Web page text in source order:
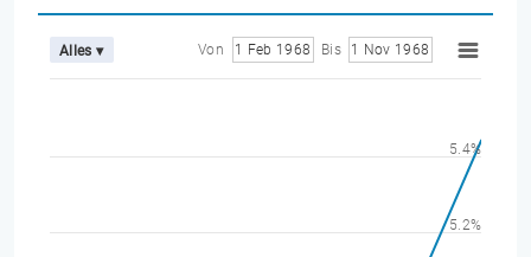
Alles ▾ Von 1 Feb 1968 Bis 1 Nov 1968
5.2%
5.4%